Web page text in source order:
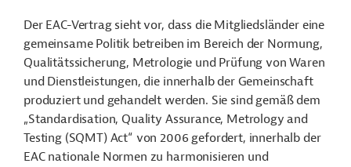
Der EAC-Vertrag sieht vor, dass die Mitgliedsländer eine
gemeinsame Politik betreiben im Bereich der Normung,
Qualitätssicherung, Metrologie und Prüfung von Waren
und Dienstleistungen, die innerhalb der Gemeinschaft
produziert und gehandelt werden. Sie sind gemäß dem
„Standardisation, Quality Assurance, Metrology and
Testing (SQMT) Act“ von 2006 gefordert, innerhalb der
EAC nationale Normen zu harmonisieren und